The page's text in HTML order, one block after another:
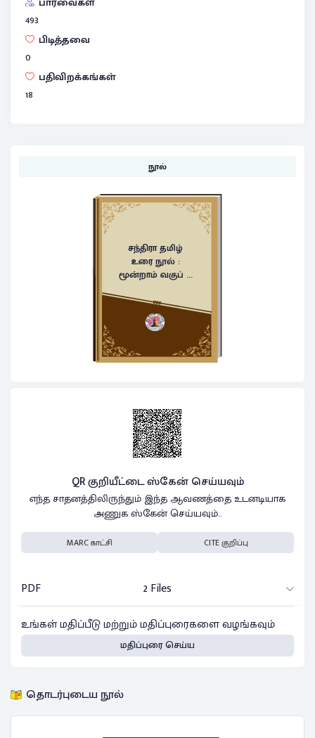
493
பிடித்தவை
0
பதிவிறக்கங்கள்
18
நூல்
சந்திரா தமிழ்
உரை நூல் :
மூன்றாம் வகுப் ...
QR குறியீட்டை ஸ்கேன் செய்யவும்
எந்த சாதனத்திலிருந்தும் இந்த ஆவணத்தை உடனடியாக
அணுக ஸ்கேன் செய்யவும்..
MARC காட்சி CITE குறிப்பு
PDF
2 Files
உங்கள் மதிப்பீடு மற்றும் மதிப்புரைகளை வழங்கவும்
மதிப்புரை செய்ய
தொடர்புடைய நூல்